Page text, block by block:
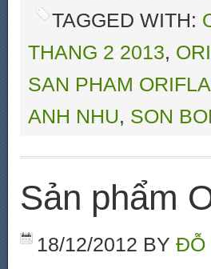
TAGGED WITH:
THANG 2 2013,
SAN PHAM
ANH NHU, SON
Sản phẩm
18/12/2012 BY ĐỖ